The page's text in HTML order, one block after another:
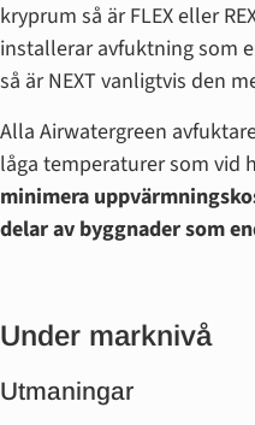
kryprum så är FLEX eller
installerar avfuktning som
så är NEXT vanligtvis den
Alla Airwatergreen
låga temperaturer som vid
minimera
delar av byggnader som
Under marknivå
Utmaningar